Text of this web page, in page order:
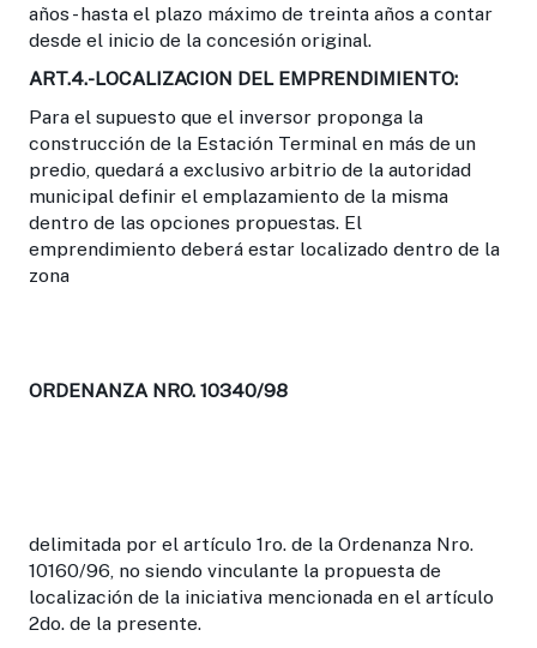
años - hasta el plazo máximo de treinta años a contar
desde el inicio de la concesión original.
ART.4.-LOCALIZACION DEL EMPRENDIMIENTO:
Para el supuesto que el inversor proponga la
construcción de la Estación Terminal en más de un
predio, quedará a exclusivo arbitrio de la autoridad
municipal definir el emplazamiento de la misma
dentro de las opciones propuestas. El
emprendimiento deberá estar localizado dentro de la
zona
ORDENANZA NRO. 10340/98
delimitada por el artículo 1ro. de la Ordenanza Nro.
10160/96, no siendo vinculante la propuesta de
localización de la iniciativa mencionada en el artículo
2do. de la presente.